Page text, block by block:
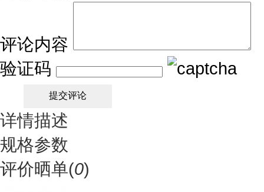
评论内容
验证码
详情描述
规格参数
评价晒单(0)